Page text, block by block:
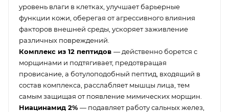
уровень влаги в клетках, улучшает барьерные
функции кожи, оберегая от агрессивного влияния
факторов внешней среды, ускоряет заживление
различных повреждений.
Комплекс из 12 пептидов — действенно борется с
морщинами и подтягивает, предотвращая
провисание, а ботулоподобный пептид, входящий в
состав комплекса, расслабляет мышцы лица, тем
самым защищая от появление мимических морщин.
Ниацинамид 2% — подавляет работу сальных желез,